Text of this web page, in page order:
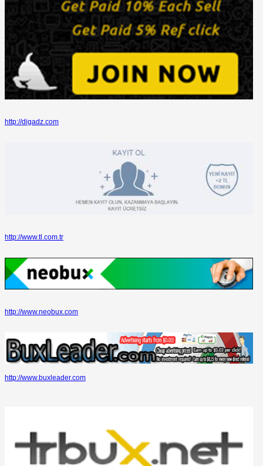
http://digadz.com
http://www.tl.com.tr
http://www.neobux.com
http://www.buxleader.com